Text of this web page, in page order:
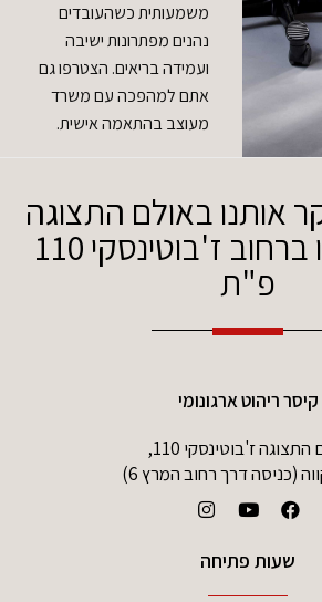
משמעותית כשהעובדים
נהנים מפתרונות ישיבה
ועמידה בריאים. הצטרפו גם
אתם למהפכה עם משרד
מעוצב בהתאמה אישית.
אותנו באולם התצוגה
החדש שלנו ברחוב ז'בוטינסקי 110
פ"ת
קיסר ריהוט ארגונומי
ז'בוטינסקי 110,
(כניסה דרך רחוב המרץ 6)
שעות פתיחה